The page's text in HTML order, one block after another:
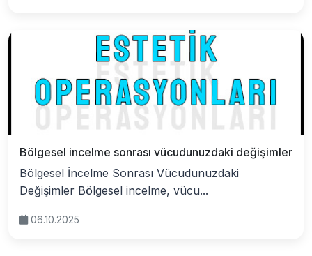
Bölgesel incelme sonrası vücudunuzdaki değişimler
Bölgesel İncelme Sonrası Vücudunuzdaki
Değişimler Bölgesel incelme, vücu...
06.10.2025